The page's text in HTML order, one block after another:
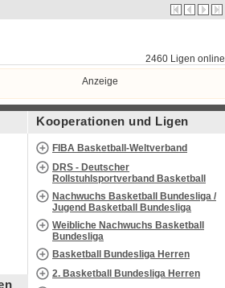
2460 Ligen online
Anzeige
Kooperationen und Ligen
FIBA Basketball-Weltverband
DRS - Deutscher
Rollstuhlsportverband Basketball
Nachwuchs Basketball Bundesliga /
Jugend Basketball Bundesliga
Weibliche Nachwuchs Basketball
Bundesliga
Basketball Bundesliga Herren
2. Basketball Bundesliga Herren